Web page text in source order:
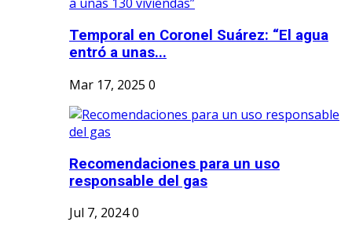
Temporal en Coronel Suárez: “El agua
entró a unas...
Mar 17, 2025 0
Recomendaciones para un uso
responsable del gas
Jul 7, 20240